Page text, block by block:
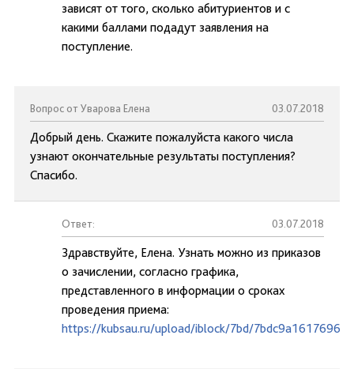
зависят от того, сколько абитуриентов и с
какими баллами подадут заявления на
поступление.
Вопрос от Уварова Елена 03.07.2018
Добрый день. Скажите пожалуйста какого числа
узнают окончательные результаты поступления?
Спасибо.
Ответ: 03.07.2018
Здравствуйте, Елена. Узнать можно из приказов
о зачислении, согласно графика,
представленного в информации о сроках
проведения приема:
https://kubsau.ru/upload/iblock/7bd/